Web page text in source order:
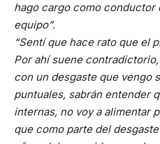
hago cargo como conductor
equipo”.
“Sentí que hace rato que el
Por ahí suene
con un desgaste que vengo
puntuales, sabrán entender
internas, no voy a alimentar
que como parte del